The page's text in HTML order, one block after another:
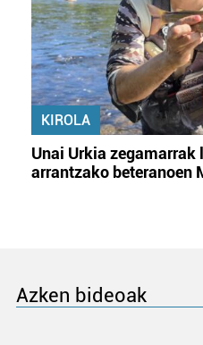
KIROLA
Unai Urkia zegamarrak
arrantzako beteranoen
Azken bideoak